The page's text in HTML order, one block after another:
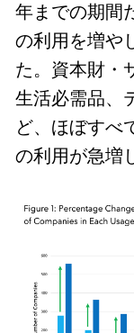
年までの期間
の利用を増や
た。資本財・
生活必需品、
ど、ほぼすべ
の利用が急増